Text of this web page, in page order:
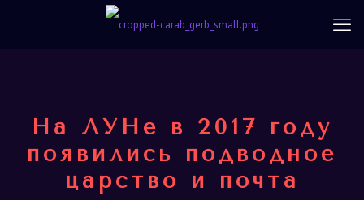
На ЛУНе в 2017 году
появились подводное
царство и почта